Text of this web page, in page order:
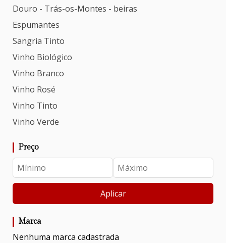
Douro - Trás-os-Montes - beiras
Espumantes
Sangria Tinto
Vinho Biológico
Vinho Branco
Vinho Rosé
Vinho Tinto
Vinho Verde
Preço
Aplicar
Marca
Nenhuma marca cadastrada